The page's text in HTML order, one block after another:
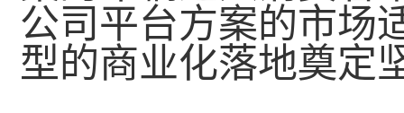
公司平台方案的市场
型的商业化落地奠定